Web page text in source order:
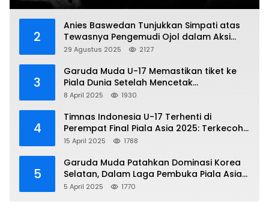
2
Anies Baswedan Tunjukkan Simpati atas
Tewasnya Pengemudi Ojol dalam Aksi
Demo
29 Agustus 2025 2127
3
Garuda Muda U-17 Memastikan tiket ke
Piala Dunia Setelah Mencetak
Kemenangan Gemilang atas Yaman 4-1 di
8 April 2025 1930
4
Timnas Indonesia U-17 Terhenti di
Perempat Final Piala Asia 2025: Terkecoh
Korea Utara
15 April 2025 1788
5
Garuda Muda Patahkan Dominasi Korea
Selatan, Dalam Laga Pembuka Piala Asia
2025 U-17
5 April 2025 1770